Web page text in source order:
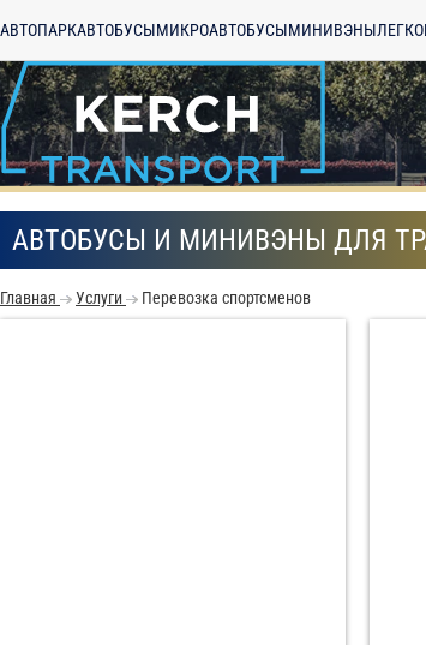
АВТОПАРКАВТОБУСЫМИКРОАВТОБУСЫМИНИВЭНЫ
АВТОБУСЫ И МИНИВЭНЫ ДЛЯ
Главная Услуги Перевозка спортсменов